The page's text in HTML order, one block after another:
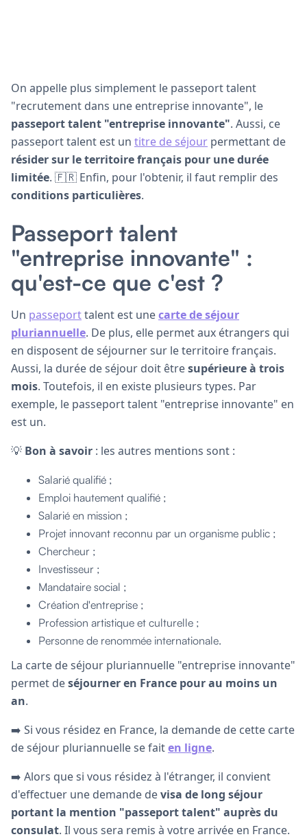
On appelle plus simplement le passeport talent
"recrutement dans une entreprise innovante", le
passeport talent "entreprise innovante". Aussi, ce
passeport talent est un titre de séjour permettant de
résider sur le territoire français pour une durée
limitée. 🇫🇷 Enfin, pour l'obtenir, il faut remplir des
conditions particulières.
Passeport talent
"entreprise innovante" :
qu'est-ce que c'est ?
Un passeporttalent est unecarte de séjour
pluriannuelle. De plus, elle permet aux étrangers qui
en disposent de séjourner sur le territoire français.
Aussi, la durée de séjour doit êtresupérieure à trois
mois. Toutefois, il en existe plusieurs types. Par
exemple, le passeport talent "entreprise innovante" en
est un.
💡 Bon à savoir : les autres mentions sont :
Salarié qualifié ;
Emploi hautement qualifié ;
Salarié en mission ;
Projet innovant reconnu par un organisme public ;
Chercheur ;
Investisseur ;
Mandataire social ;
Création d'entreprise ;
Profession artistique et culturelle ;
Personne de renommée internationale.
La carte de séjour pluriannuelle "entreprise innovante"
permet deséjourner en France pourau moins un
an.
➡️ Si vous résidez en France, la demande de cette carte
de séjour pluriannuelle se faiten ligne.
➡️ Alors que si vous résidez à l'étranger, il convient
d'effectuer une demande devisa de long séjour
portant la mention "passeport talent" auprès du
consulat. Il vous sera remis à votre arrivée en France.